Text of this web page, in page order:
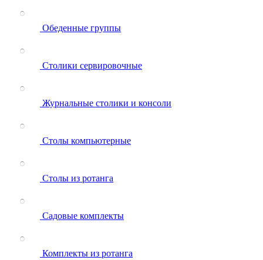
Обеденные группы
Столики сервировочные
Журнальные столики и консоли
Столы компьютерные
Столы из ротанга
Садовые комплекты
Комплекты из ротанга